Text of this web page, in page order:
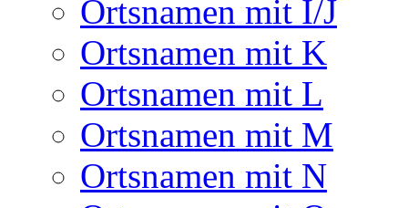
Ortsnamen mit I/J
Ortsnamen mit K
Ortsnamen mit L
Ortsnamen mit M
Ortsnamen mit N